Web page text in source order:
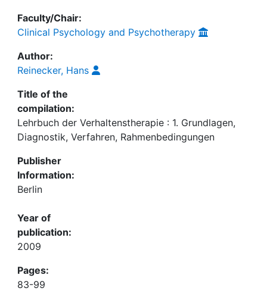
Faculty/Chair:
Clinical Psychology and Psychotherapy
Author:
Reinecker, Hans
Title of the
compilation:
Lehrbuch der Verhaltenstherapie : 1. Grundlagen,
Diagnostik, Verfahren, Rahmenbedingungen
Publisher
Information:
Berlin
Year of
publication:
2009
Pages:
83-99